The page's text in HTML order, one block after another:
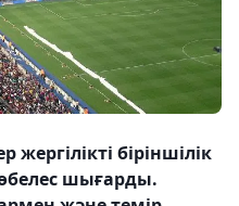
біріншілік
шығарды.